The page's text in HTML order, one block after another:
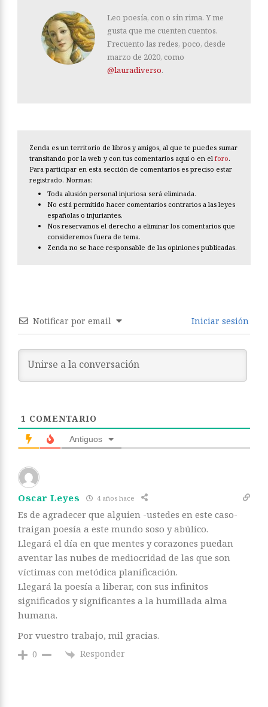
Leo poesía, con o sin rima. Y me
gusta que me cuenten cuentos.
Frecuento las redes, poco, desde
marzo de 2020, como
@lauradiverso.
Zenda es un territorio de libros y amigos, al que te puedes sumar
transitando por la web y con tus comentarios aquí o en el foro.
Para participar en esta sección de comentarios es preciso estar
registrado. Normas:
Toda alusión personal injuriosa será eliminada.
No está permitido hacer comentarios contrarios a las leyes
españolas o injuriantes.
Nos reservamos el derecho a eliminar los comentarios que
consideremos fuera de tema.
Zenda no se hace responsable de las opiniones publicadas.
Notificar por email Iniciar sesión
1 COMENTARIO
Antiguos
Oscar Leyes 4 años hace
Es de agradecer que alguien -ustedes en este caso-
traigan poesía a este mundo soso y abúlico.
Llegará el día en que mentes y corazones puedan
aventar las nubes de mediocridad de las que son
víctimas con metódica planificación.
Llegará la poesía a liberar, con sus infinitos
significados y significantes a la humillada alma
humana.
Por vuestro trabajo, mil gracias.
0 Responder